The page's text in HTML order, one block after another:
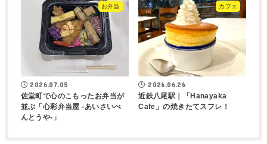
お弁当
2026.07.05
佐堂町で心のこもったお弁当が
並ぶ「心彩弁当屋 -あいさいべ
んとうや-」
カフェ
2026.06.26
近鉄八尾駅｜「Hanayaka
Cafe」の焼きたてスフレ！